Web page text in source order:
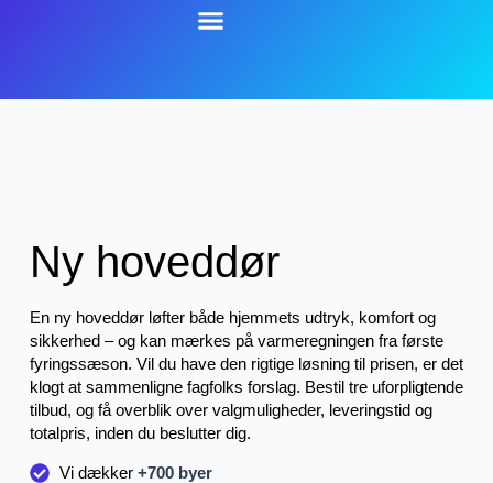
Ny hoveddør
En ny hoveddør løfter både hjemmets udtryk, komfort og
sikkerhed – og kan mærkes på varmeregningen fra første
fyringssæson. Vil du have den rigtige løsning til prisen, er det
klogt at sammenligne fagfolks forslag. Bestil tre uforpligtende
tilbud, og få overblik over valgmuligheder, leveringstid og
totalpris, inden du beslutter dig.
Vi dækker+700 byer